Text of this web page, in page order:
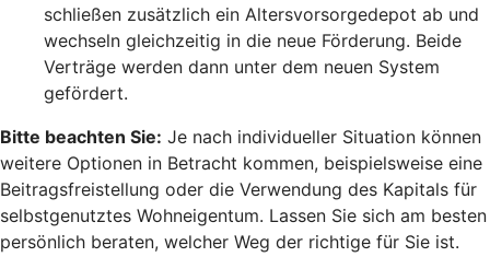
schließen zusätzlich ein Altersvorsorgedepot ab und
wechseln gleichzeitig in die neue Förderung. Beide
Verträge werden dann unter dem neuen System
gefördert.
Bitte beachten Sie: Je nach individueller Situation können
weitere Optionen in Betracht kommen, beispielsweise eine
Beitragsfreistellung oder die Verwendung des Kapitals für
selbstgenutztes Wohneigentum. Lassen Sie sich am besten
persönlich beraten, welcher Weg der richtige für Sie ist.